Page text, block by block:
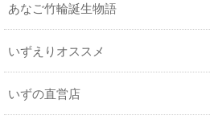
あなご竹輪誕生物語
いずえりオススメ
いずの直営店